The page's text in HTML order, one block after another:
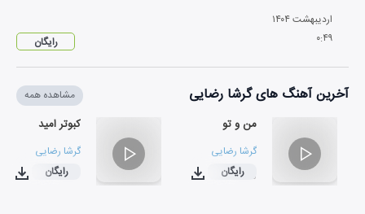
اردیبهشت۱۴۰۴
۰:۴۹ رایگان
آخرین آهنگ های گرشا رضایی مشاهده همه
من و تو
گرشا رضایی
۰۲:۳۵
رایگان
کبوتر امید
گرشا رضایی
۰۳:۳۲
رایگان